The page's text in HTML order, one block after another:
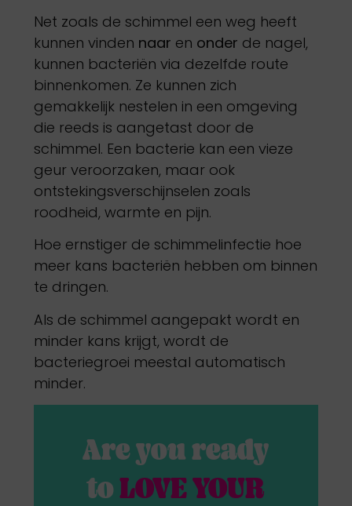
Net zoals de schimmel een weg heeft
kunnen vinden naar en onder de nagel,
kunnen bacteriën via dezelfde route
binnenkomen. Ze kunnen zich
gemakkelijk nestelen in een omgeving
die reeds is aangetast door de
schimmel. Een bacterie kan een vieze
geur veroorzaken, maar ook
ontstekingsverschijnselen zoals
roodheid, warmte en pijn.
Hoe ernstiger de schimmelinfectie hoe
meer kans bacteriën hebben om binnen
te dringen.
Als de schimmel aangepakt wordt en
minder kans krijgt, wordt de
bacteriegroei meestal automatisch
minder.
Are you ready
toLOVE YOUR